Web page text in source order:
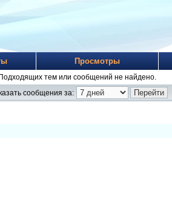
Просмотры
Подходящих тем или сообщений не найдено.
сообщения за: